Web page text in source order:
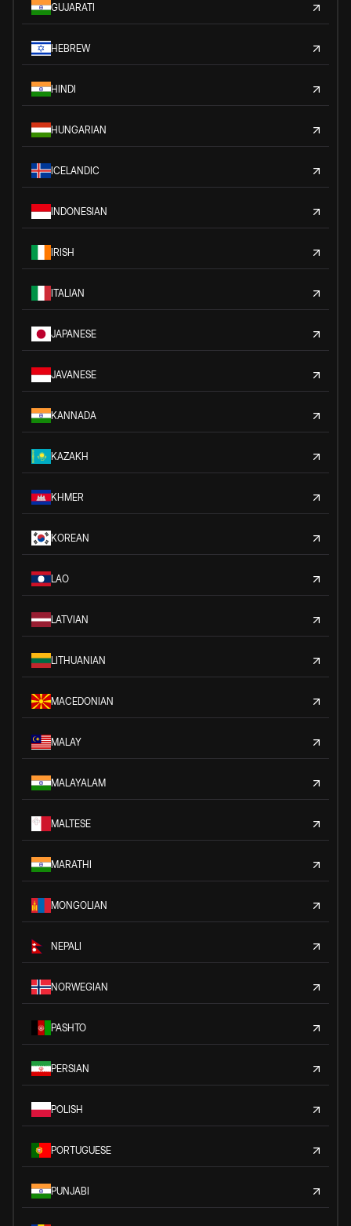
GUJARATI
HEBREW
HINDI
HUNGARIAN
ICELANDIC
INDONESIAN
IRISH
ITALIAN
JAPANESE
JAVANESE
KANNADA
KAZAKH
KHMER
KOREAN
LAO
LATVIAN
LITHUANIAN
MACEDONIAN
MALAY
MALAYALAM
MALTESE
MARATHI
MONGOLIAN
NEPALI
NORWEGIAN
PASHTO
PERSIAN
POLISH
PORTUGUESE
PUNJABI